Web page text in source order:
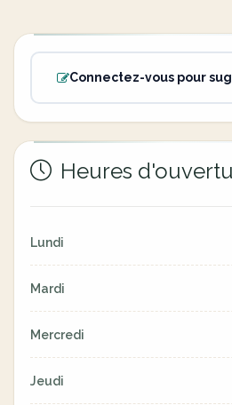
Connectez-vous pour
Heures
Lundi
Mardi
Mercredi
Jeudi